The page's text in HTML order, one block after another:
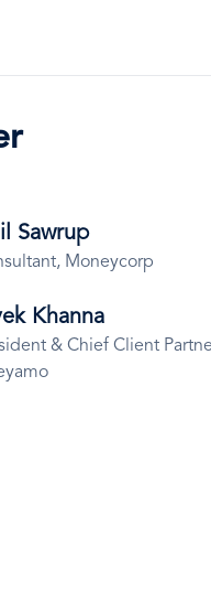
Sawrup
Moneycorp
Khanna
& Chief Client